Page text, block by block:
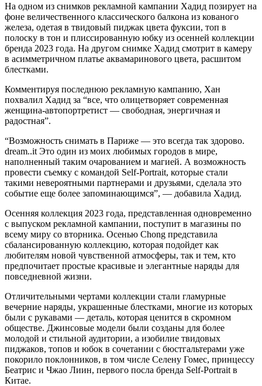
На одном из снимков рекламной кампании Хадид позирует на
фоне величественного классического балкона из кованого
железа, одетая в твидовый пиджак цвета фуксии, топ в
полоску в тон и плиссированную юбку из осенней коллекции
бренда 2023 года. На другом снимке Хадид смотрит в камеру
в асимметричном платье аквамаринового цвета, расшитом
блестками.
Комментируя последнюю рекламную кампанию, Хан
похвалил Хадид за “все, что олицетворяет современная
женщина-автопортретист — свободная, энергичная и
радостная”.
“Возможность снимать в Париже — это всегда так здорово.
dream..it Это один из моих любимых городов в мире,
наполненный таким очарованием и магией. А возможность
провести съемку с командой Self-Portrait, которые стали
такими невероятными партнерами и друзьями, сделала это
событие еще более запоминающимся”, — добавила Хадид.
Осенняя коллекция 2023 года, представленная одновременно
с выпуском рекламной кампании, поступит в магазины по
всему миру со вторника. Осенью Chong представила
сбалансированную коллекцию, которая подойдет как
любителям новой чувственной атмосферы, так и тем, кто
предпочитает простые красивые и элегантные наряды для
повседневной жизни.
Отличительными чертами коллекции стали гламурные
вечерние наряды, украшенные блестками, многие из которых
были с рукавами — деталь, которая ценится в скромном
обществе. Джинсовые модели были созданы для более
молодой и стильной аудитории, а изобилие твидовых
пиджаков, топов и юбок в сочетании с бюстгальтерами уже
покорило поклонников, в том числе Селену Гомес, принцессу
Беатрис и Чжао Лиин, первого посла бренда Self-Portrait в
Китае.